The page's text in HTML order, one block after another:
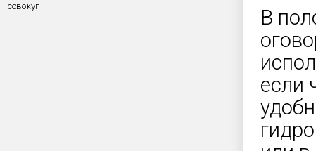
совокуп
В
если